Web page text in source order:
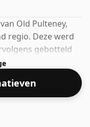
Old Pulteney,
regio. Deze werd
gebotteld
Fans van
niet
die een